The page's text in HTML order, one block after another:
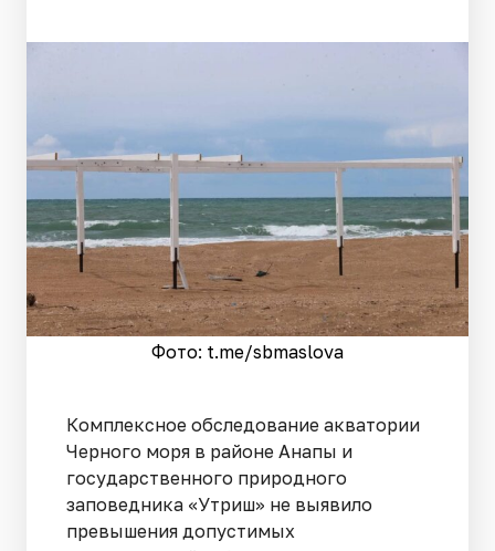
Фото: t.me/sbmaslova
Комплексное обследование акватории
Черного моря в районе Анапы и
государственного природного
заповедника «Утриш» не выявило
превышения допустимых